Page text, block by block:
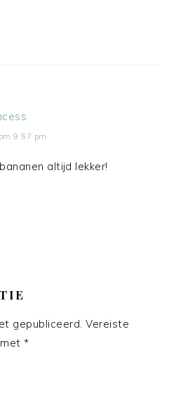
9:57 pm
altijd lekker!
gepubliceerd. Vereiste
met*